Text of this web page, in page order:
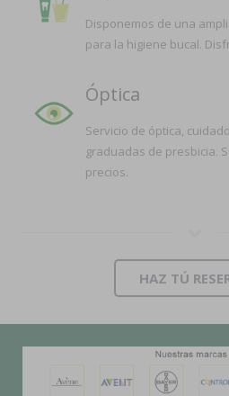
Disponemos de una
para la higiene bucal.
Óptica
Servicio de óptica,
graduadas de presbicia.
precios.
HAZ TÚ